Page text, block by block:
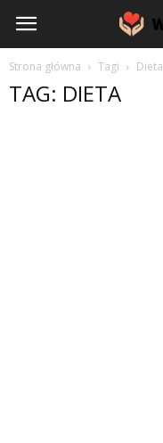
Witalnie.com.pl
Strona główna Tagi Dieta
TAG: DIETA